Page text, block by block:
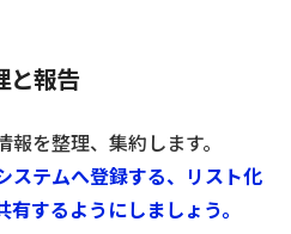
と報告
を整理、集約します。
ステムへ登録する、リスト化
するようにしましょう。